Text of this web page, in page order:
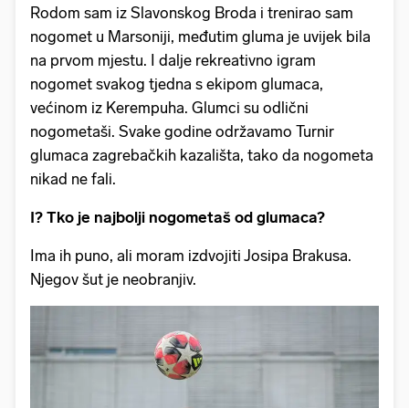
Rodom sam iz Slavonskog Broda i trenirao sam
nogomet u Marsoniji, međutim gluma je uvijek bila
na prvom mjestu. I dalje rekreativno igram
nogomet svakog tjedna s ekipom glumaca,
većinom iz Kerempuha. Glumci su odlični
nogometaši. Svake godine održavamo Turnir
glumaca zagrebačkih kazališta, tako da nogometa
nikad ne fali.
I? Tko je najbolji nogometaš od glumaca?
Ima ih puno, ali moram izdvojiti Josipa Brakusa.
Njegov šut je neobranjiv.